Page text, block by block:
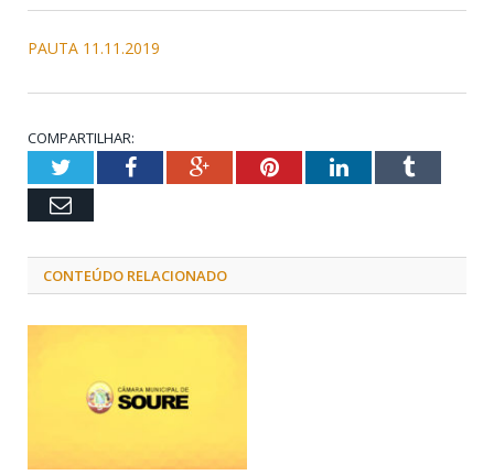
PAUTA 11.11.2019
COMPARTILHAR:
TwitterFacebookGoogle+PinterestLinkedInTumblr
Email
CONTEÚDO RELACIONADO